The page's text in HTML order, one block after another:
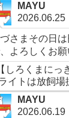
MAYU
2026.06.25
さまその日
よろしくお願
【しろくまに
イトは放飼場
MAYU
2026.06.19